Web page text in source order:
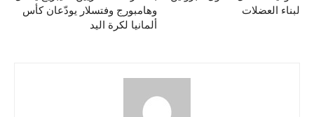
وهامبورج وفتسلار يودّعان كأس
ألمانيا لكرة اليد
لبناء العضلات